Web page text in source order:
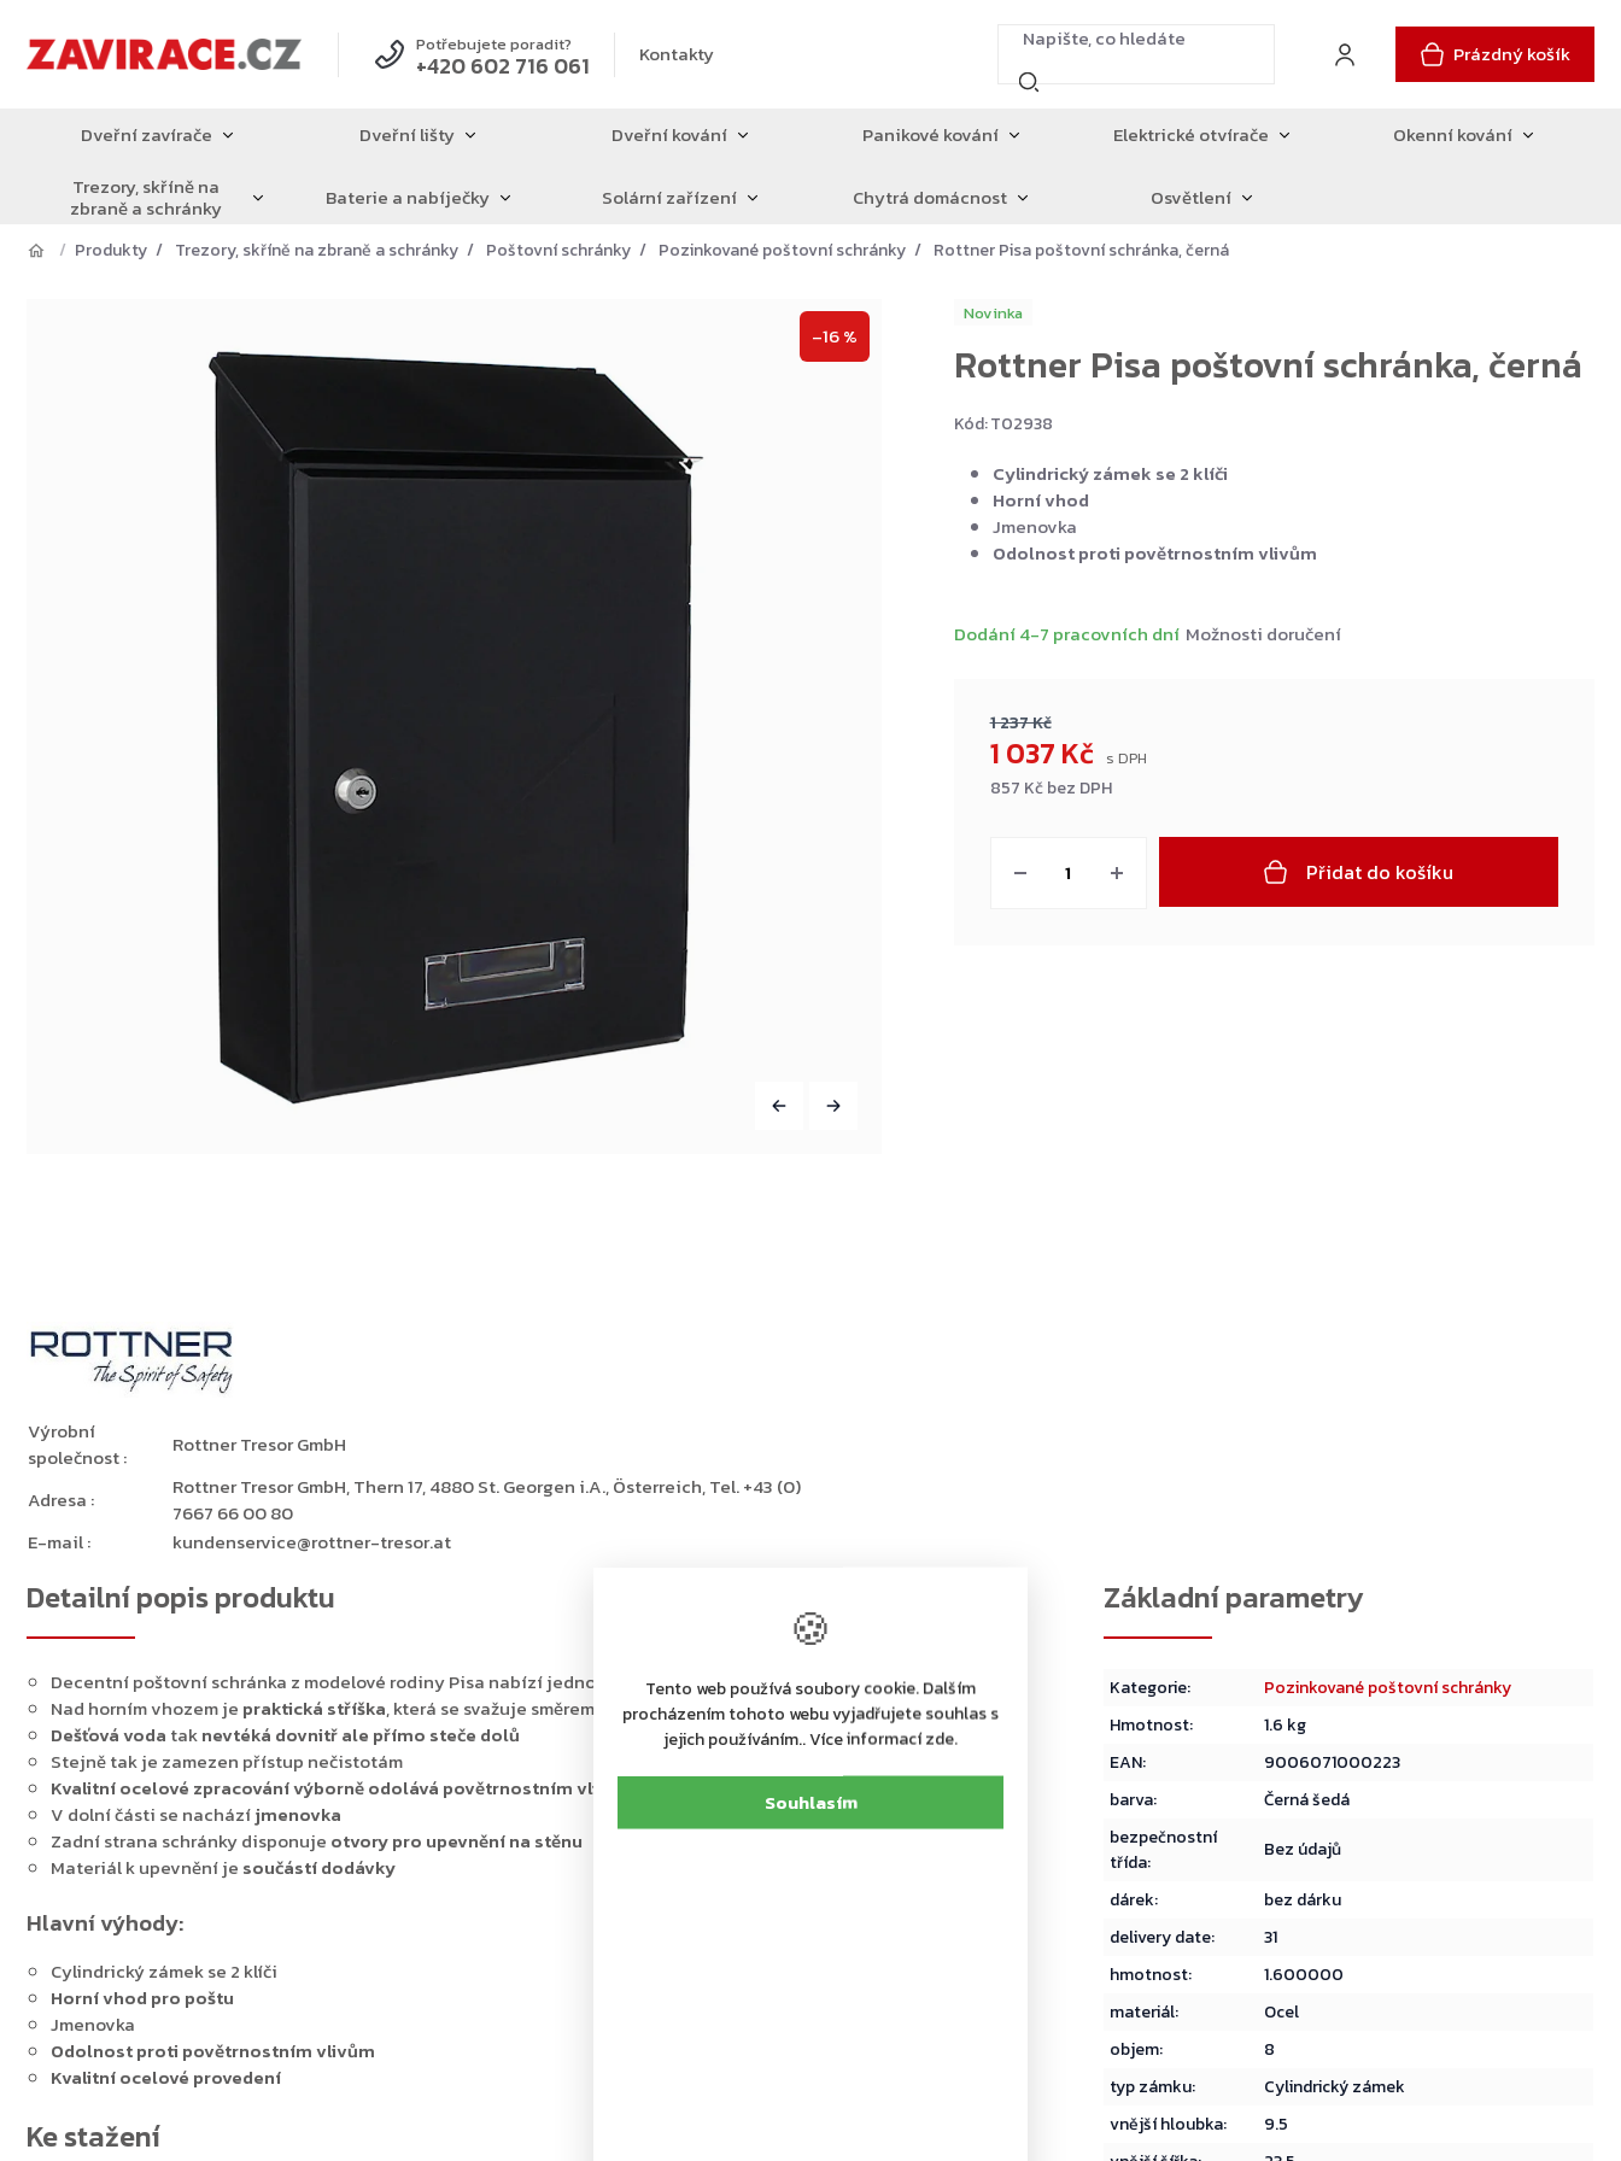
🍪
Tento web používá soubory cookie. Dalším
procházením tohoto webu vyjadřujete souhlas s
jejich používáním.. Více informací zde.
Souhlasím
obsah
Potřebujete poradit?
+420 602 716 061 Kontakty Prázdný košík
Dveřní zavírače Dveřní lišty Dveřní kování Panikové kování Elektrické otvírače
Okenní kování
Trezory, skříně na
zbraně a schránky Baterie a nabíječky Solární zařízení Chytrá domácnost Osvětlení
Produkty Trezory, skříně na zbraně a schránky Poštovní schránky Pozinkované poštovní schránky Rottner Pisa poštovní schránka, černá
Novinka
Rottner Pisa poštovní schránka, černá
Kód:T02938
–16 %
1 237 Kč
1 037 Kč
857 Kč bez DPH
Dodání 4-7 pracovních dní Možnosti doručení
Přidat do košíku
Cylindrický zámek se 2 klíči
Horní vhod
Jmenovka
Odolnost proti povětrnostním vlivům
Detailní popis produktu
Decentní poštovní schránka z modelové rodiny Pisa nabízí jednoduchý ale nadčasový vzhled
Nad horním vhozem je praktická stříška, která se svažuje směrem dolů
Dešťová voda taknevtéká dovnitř ale přímo steče dolů
Stejně tak je zamezen přístup nečistotám
Kvalitní ocelové zpracovánívýborně odolává povětrnostním vlivům a tvorbě rzi
V dolní části se nacházíjmenovka
Zadní strana schránky disponuje otvory pro upevnění na stěnu
Materiál k upevnění je součástí dodávky
Hlavní výhody:
Cylindrický zámek se 2 klíči
Horní vhod pro poštu
Jmenovka
Odolnost proti povětrnostním vlivům
Kvalitní ocelové provedení
Kategorie:
Pozinkované poštovní schránky
Hmotnost:
1.6 kg
EAN:
9006071000223
barva:
Černá šedá
bezpečnostní
třída:
Bez údajů
dárek:
bez dárku
delivery date:
31
hmotnost:
1.600000
materiál:
Ocel
objem:
8
typ zámku:
Cylindrický zámek
vnější hloubka:
9.5
Výrobní
společnost:
Rottner Tresor GmbH
Adresa :
Rottner Tresor GmbH, Thern 17, 4880 St. Georgen i.A., Österreich, Tel. +43 (0)
7667 66 00 80
E-mail: kundenservice@rottner-tresor.at